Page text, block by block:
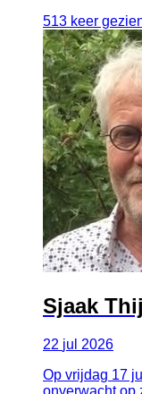
513 keer
Sjaak
22 jul 2026
Op vrijdag 17